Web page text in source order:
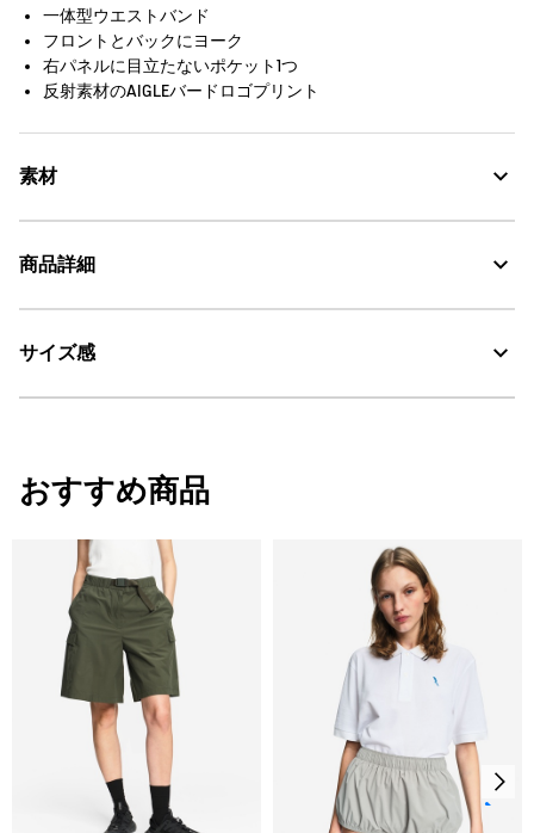
一体型ウエストバンド
フロントとバックにヨーク
右パネルに目立たないポケット1つ
反射素材のAIGLEバードロゴプリント
素材
DFT：吸水・速乾
漂白処理はできない。
脱水後、つり干し乾燥がよい。
アイロン仕上げ処理はできない。
ドライクリーニング処理ができない。
ウェットクリーニング処理ができる。：通常の処理
商品詳細
・色：ノワール（ブラック） (006)
サイズ感
XS
S 76
76
76
おすすめ商品